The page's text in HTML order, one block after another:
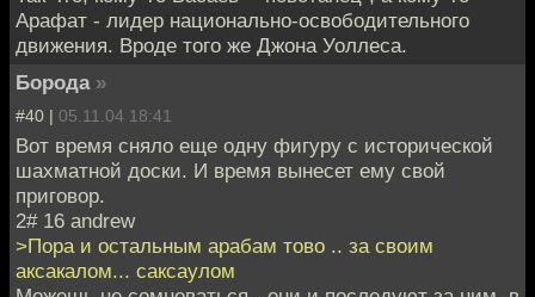
Арафат - лидер национально-освободительного
движения. Вроде того же Джона Уоллеса.
Борода »
#40 | 05.11.04 18:41
Вот время сняло еще одну фигуру с исторической
шахматной доски. И время вынесет ему свой
приговор.
2# 16 andrew
>Пора и остальным арабам тово .. за своим
аксакалом... саксаулом